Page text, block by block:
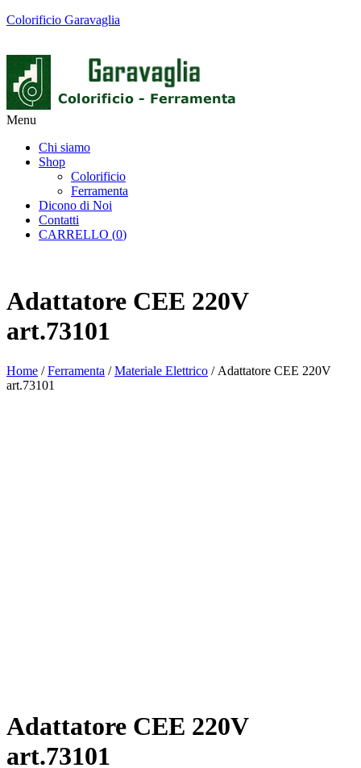
Colorificio Garavaglia
Menu
Chi siamo
Shop
Colorificio
Ferramenta
Dicono di Noi
Contatti
CARRELLO (0)
Adattatore CEE 220V
art.73101
Home /Ferramenta /Materiale Elettrico / Adattatore CEE 220V
art.73101
Adattatore CEE 220V
art.73101